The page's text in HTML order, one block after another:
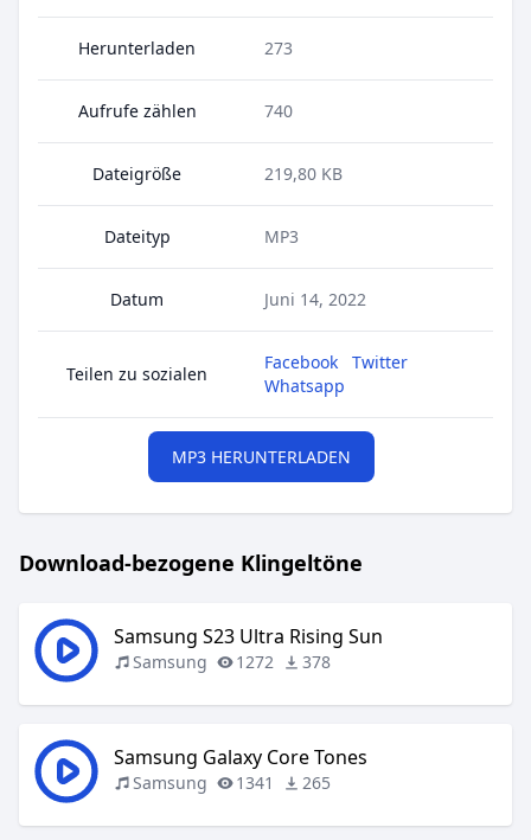
Herunterladen 273
Aufrufe zählen 740
Dateigröße 219,80 KB
Dateityp MP3
Datum Juni 14, 2022
Teilen zu sozialen
Facebook
Twitter
Whatsapp
MP3 HERUNTERLADEN
Download-bezogene Klingeltöne
Samsung S23 Ultra Rising Sun
Samsung 1272 378
Samsung Galaxy Core Tones
Samsung 1341 265